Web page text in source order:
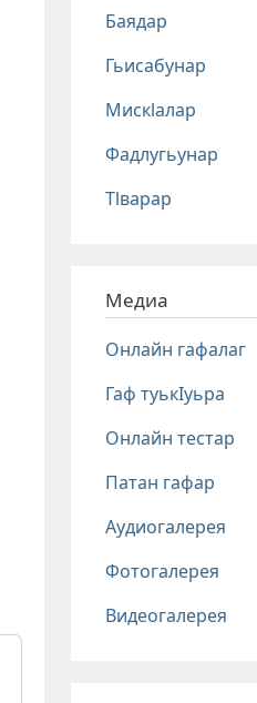
Баядар
Гьисабунар
Мискlалар
Фадлугьунар
Тlварар
Медиа
Онлайн гафалаг
Гаф туькIуьра
Онлайн тестар
Патан гафар
Аудиогалерея
Фотогалерея
Видеогалерея